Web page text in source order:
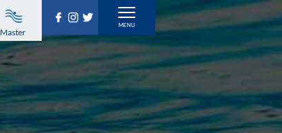
Master